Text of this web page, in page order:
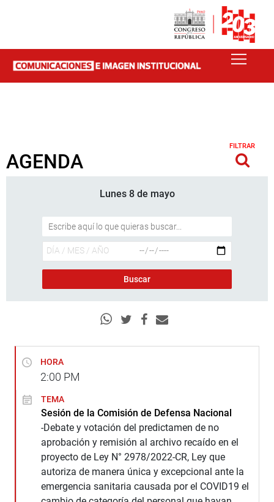
AGENDA
FILTRAR
Lunes 8 de mayo
HORA
2:00 PM
TEMA
Sesión de la Comisión de Defensa Nacional
-Debate y votación del predictamen de no
aprobación y remisión al archivo recaído en el
proyecto de Ley N° 2978/2022-CR, Ley que
autoriza de manera única y excepcional ante la
emergencia sanitaria causada por el COVID19 el